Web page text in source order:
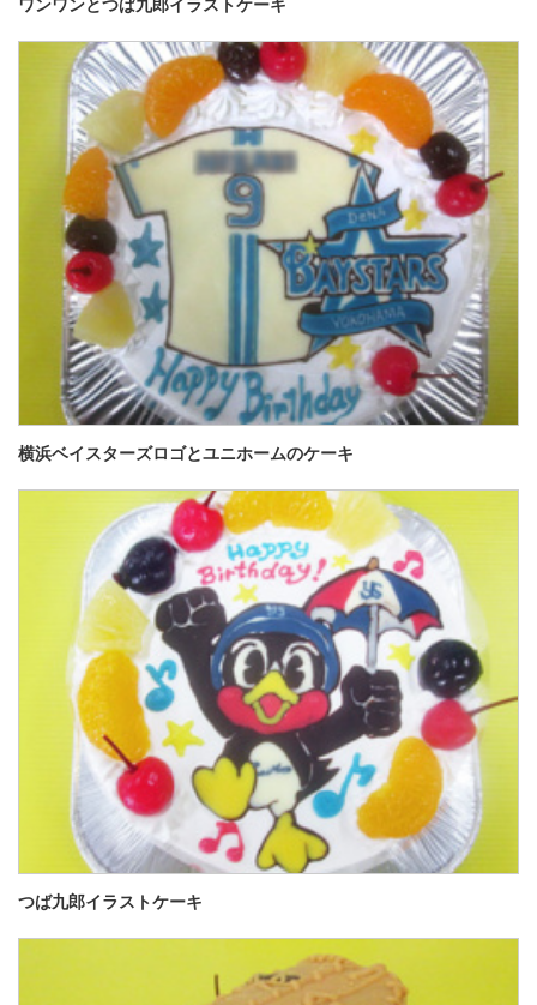
ワンワンとつば九郎イラストケーキ
横浜ベイスターズロゴとユニホームのケーキ
つば九郎イラストケーキ